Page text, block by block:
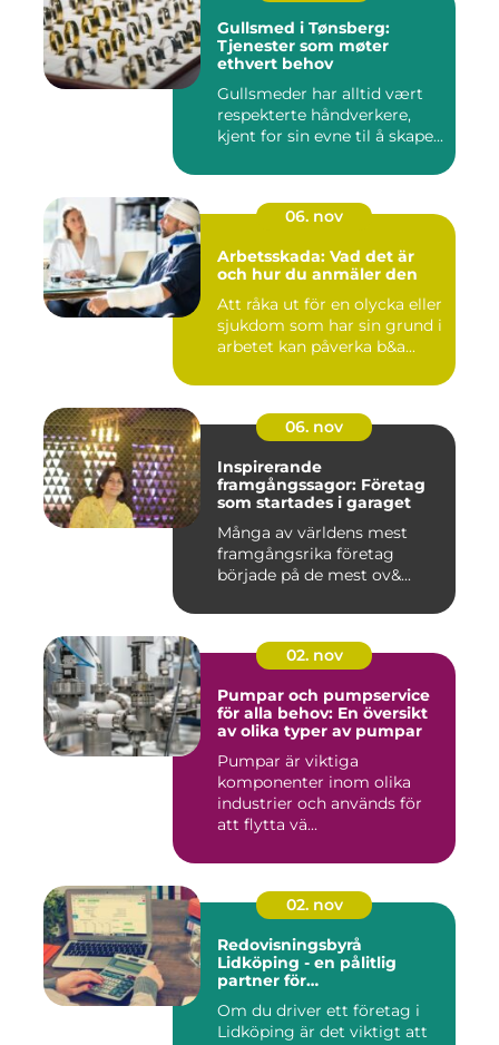
Gullsmed i Tønsberg:
Tjenester som møter
ethvert behov
Gullsmeder har alltid vært
respekterte håndverkere,
kjent for sin evne til å skape...
06. nov
Arbetsskada: Vad det är
och hur du anmäler den
Att råka ut för en olycka eller
sjukdom som har sin grund i
arbetet kan påverka b&a...
06. nov
Inspirerande
framgångssagor: Företag
som startades i garaget
Många av världens mest
framgångsrika företag
började på de mest ov&...
02. nov
Pumpar och pumpservice
för alla behov: En översikt
av olika typer av pumpar
Pumpar är viktiga
komponenter inom olika
industrier och används för
att flytta vä...
02. nov
Redovisningsbyrå
Lidköping - en pålitlig
partner för
Lidköping
Om du driver ett företag i
Lidköping är det viktigt att